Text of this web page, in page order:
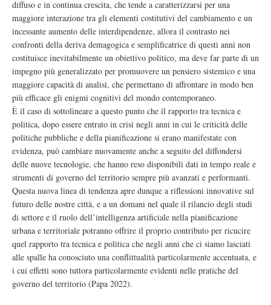
diffuso e in continua crescita, che tende a caratterizzarsi per una
maggiore interazione tra gli elementi costitutivi del cambiamento e un
incessante aumento delle interdipendenze, allora il contrasto nei
confronti della deriva demagogica e semplificatrice di questi anni non
costituisce inevitabilmente un obiettivo politico, ma deve far parte di un
impegno più generalizzato per promuovere un pensiero sistemico e una
maggiore capacità di analisi, che permettano di affrontare in modo ben
più efficace gli enigmi cognitivi del mondo contemporaneo.
È il caso di sottolineare a questo punto che il rapporto tra tecnica e
politica, dopo essere entrato in crisi negli anni in cui le criticità delle
politiche pubbliche e della pianificazione si erano manifestate con
evidenza, può cambiare nuovamente anche a seguito del diffondersi
delle nuove tecnologie, che hanno reso disponibili dati in tempo reale e
strumenti di governo del territorio sempre più avanzati e performanti.
Questa nuova linea di tendenza apre dunque a riflessioni innovative sul
futuro delle nostre città, e a un domani nel quale il rilancio degli studi
di settore e il ruolo dell’intelligenza artificiale nella pianificazione
urbana e territoriale potranno offrire il proprio contributo per ricucire
quel rapporto tra tecnica e politica che negli anni che ci siamo lasciati
alle spalle ha conosciuto una conflittualità particolarmente accentuata, e
i cui effetti sono tuttora particolarmente evidenti nelle pratiche del
governo del territorio (Papa 2022).